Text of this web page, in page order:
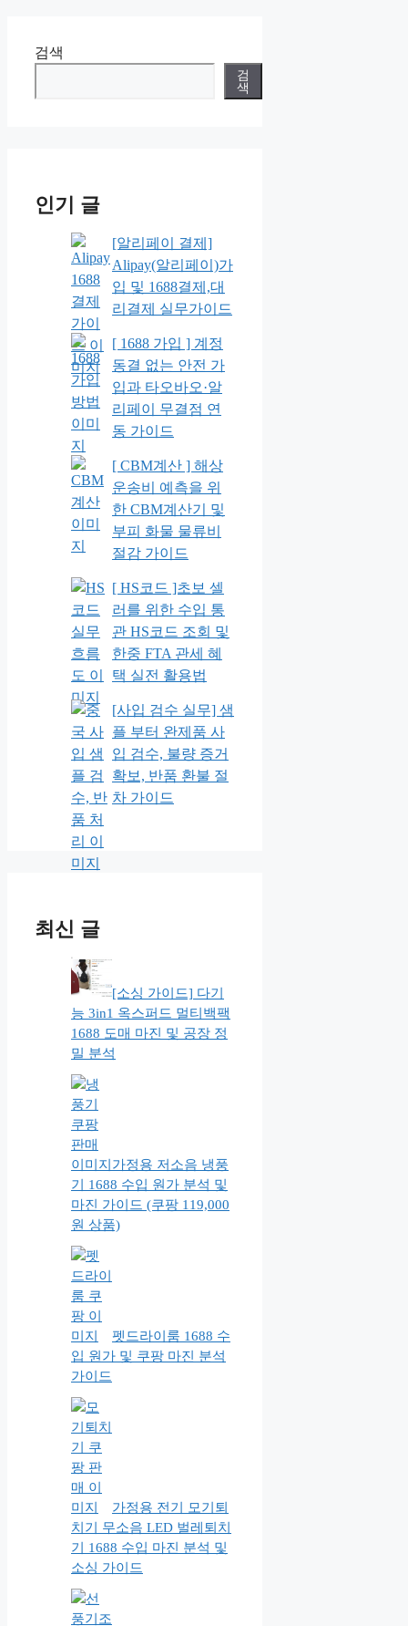
검색
검
색
인기 글
[알리페이 결제]
Alipay(알리페이)가
입 및 1688결제,대
리결제 실무가이드
[ 1688 가입 ] 계정
동결 없는 안전 가
입과 타오바오·알
리페이 무결점 연
동 가이드
[ CBM계산 ] 해상
운송비 예측을 위
한 CBM계산기 및
부피 화물 물류비
절감 가이드
[ HS코드 ]초보 셀
러를 위한 수입 통
관 HS코드 조회 및
한중 FTA 관세 혜
택 실전 활용법
[사입 검수 실무] 샘
플 부터 완제품 사
입 검수, 불량 증거
확보, 반품 환불 절
차 가이드
최신 글
[소싱 가이드] 다기
능 3in1 옥스퍼드 멀티백팩
1688 도매 마진 및 공장 정
밀 분석
가정용 저소음 냉풍
기 1688 수입 원가 분석 및
마진 가이드 (쿠팡 119,000
원 상품)
펫드라이룸 1688 수
입 원가 및 쿠팡 마진 분석
가이드
가정용 전기 모기퇴
치기 무소음 LED 벌레퇴치
기 1688 수입 마진 분석 및
소싱 가이드